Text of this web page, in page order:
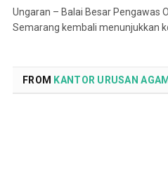
Ungaran – Balai Besar Pengawas
Semarang kembali menunjukkan
FROM KANTOR URUSAN